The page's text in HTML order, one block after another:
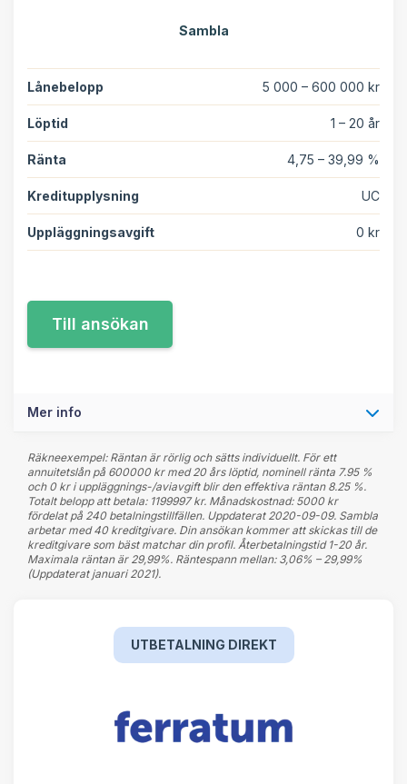
Sambla
Lånebelopp 5 000 – 600 000 kr
Löptid 1 – 20 år
Ränta 4,75 – 39,99 %
Kreditupplysning UC
Uppläggningsavgift 0 kr
Mer info
Räkneexempel: Räntan är rörlig och sätts individuellt. För ett
annuitetslån på 600000 kr med 20 års löptid, nominell ränta 7.95 %
och 0 kr i uppläggnings-/aviavgift blir den effektiva räntan 8.25 %.
Totalt belopp att betala: 1199997 kr. Månadskostnad: 5000 kr
fördelat på 240 betalningstillfällen. Uppdaterat 2020-09-09. Sambla
arbetar med 40 kreditgivare. Din ansökan kommer att skickas till de
kreditgivare som bäst matchar din profil. Återbetalningstid 1-20 år.
Maximala räntan är 29,99%. Räntespann mellan: 3,06% – 29,99%
(Uppdaterat januari 2021).
UTBETALNING DIREKT